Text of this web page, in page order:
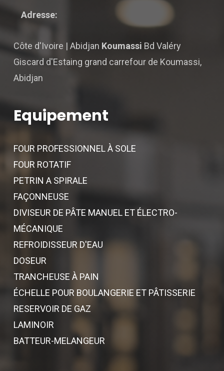
Adresse:
Côte d'Ivoire | Abidjan Koumassi Bd Valéry
Giscard d'Estaing grand carrefour de Koumassi,
Abidjan
Equipement
FOUR PROFESSIONNEL À SOLE
FOUR ROTATIF
PETRIN A SPIRALE
FAÇONNEUSE
DIVISEUR DE PÂTE MANUEL ET ÉLECTRO-
MÉCANIQUE
REFROIDISSEUR D'EAU
DOSEUR
TRANCHEUSE À PAIN
ÉCHELLE POUR BOULANGERIE ET PÂTISSERIE
RESERVOIR DE GAZ
LAMINOIR
BATTEUR-MELANGEUR